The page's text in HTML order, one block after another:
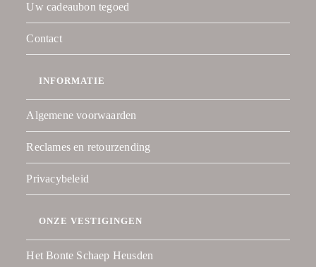
Uw cadeaubon tegoed
Contact
INFORMATIE
Algemene voorwaarden
Reclames en retourzending
Privacybeleid
ONZE VESTIGINGEN
Het Bonte Schaep Heusden